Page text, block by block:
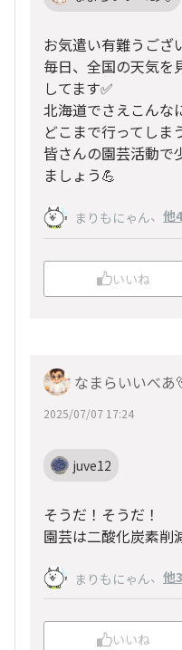
お気遣い有難うござ
毎日、全国の天気を
してます✅
北海道でさえこんな
どこまで行ってしま
皆さんの園芸活動で
ましょう💪
まりもにゃん、 他
いいね
なまらいいべあ
2025/07/07 17:24
juve12
そうだ！そうだ！
園芸は二酸化炭素削
まりもにゃん、 他
いいね